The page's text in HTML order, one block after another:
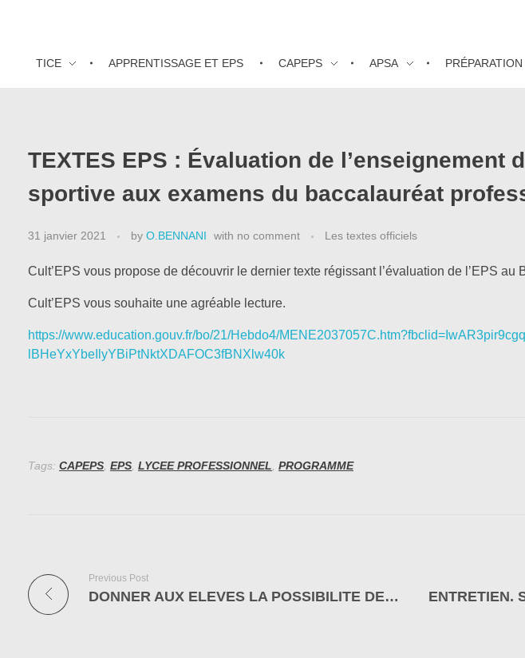
TICE APPRENTISSAGE ET EPS CAPEPS APSA
TEXTES EPS : Évaluation de l’enseignement
sportive aux examens du baccalauréat
31 janvier 2021 by O.BENNANI with no comment Les textes officiels
Cult’EPS vous propose de découvrir le dernier texte régissant l’évaluation de l’EPS au
Cult’EPS vous souhaite une agréable lecture.
https://www.education.gouv.fr/bo/21/Hebdo4/
lBHeYxYbeIlyYBiPtNktXDAFOC3fBNXlw40k
Tags: CAPEPS EPS LYCEE PROFESSIONNEL PROGRAMME
Previous Post
DONNER AUX ELEVES LA POSSIBILITE DE COMPRENDRE L’INTERET DES ETIREMENTS